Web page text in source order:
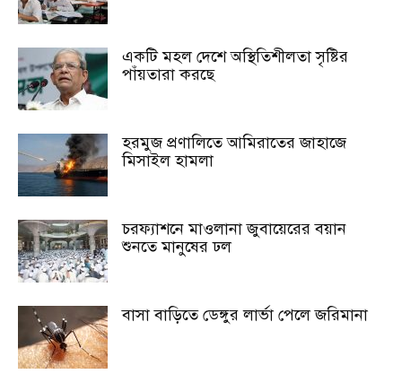
একটি মহল দেশে অস্থিতিশীলতা সৃষ্টির
পাঁয়তারা করছে
হরমুজ প্রণালিতে আমিরাতের জাহাজে
মিসাইল হামলা
চরফ্যাশনে মাওলানা জুবায়েরের বয়ান
শুনতে মানুষের ঢল
বাসা বাড়িতে ডেঙ্গুর লার্ভা পেলে জরিমানা